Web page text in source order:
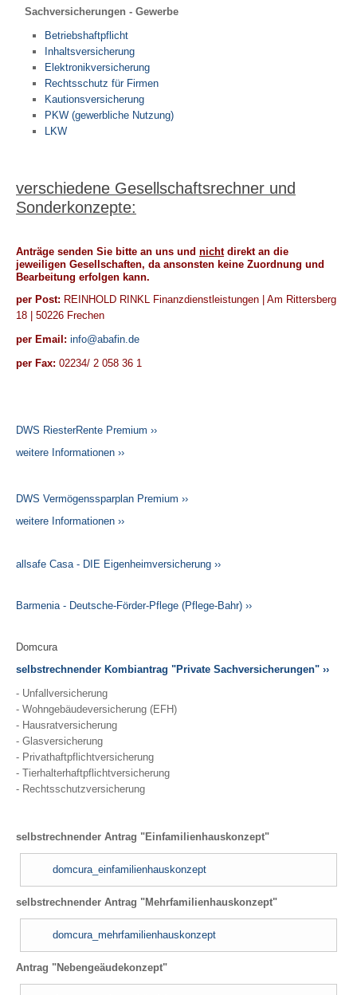
Vermittlung
Sachversicherungen - Gewerbe
Betriebshaftpflicht
Inhaltsversicherung
Elektronikversicherung
Rechtsschutz für Firmen
Kautionsversicherung
PKW (gewerbliche Nutzung)
LKW
verschiedene Gesellschaftsrechner und
Sonderkonzepte:
Anträge senden Sie bitte an uns und nichtdirekt an die
jeweiligen Gesellschaften, da ansonsten keine Zuordnung und
Bearbeitung erfolgen kann.
per Post: REINHOLD RINKL Finanzdienstleistungen | Am Rittersberg
18 | 50226 Frechen
per Email: info@abafin.de
per Fax: 02234/ 2 058 36 1
DWS RiesterRente Premium ››
weitere Informationen ››
DWS Vermögenssparplan Premium ››
weitere Informationen ››
allsafe Casa - DIE Eigenheimversicherung ››
Barmenia - Deutsche-Förder-Pflege (Pflege-Bahr) ››
Domcura
selbstrechnender Kombiantrag "Private Sachversicherungen" ››
- Unfallversicherung
- Wohngebäudeversicherung (EFH)
- Hausratversicherung
- Glasversicherung
- Privathaftpflichtversicherung
- Tierhalterhaftpflichtversicherung
- Rechtsschutzversicherung
selbstrechnender Antrag "Einfamilienhauskonzept"
domcura_einfamilienhauskonzept
selbstrechnender Antrag "Mehrfamilienhauskonzept"
domcura_mehrfamilienhauskonzept
Antrag "Nebengeäudekonzept"